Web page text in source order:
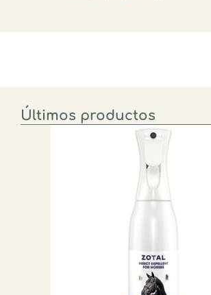
Últimos productos